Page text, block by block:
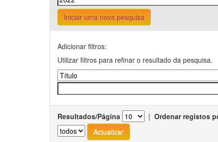
Iniciar uma nova pesquisa
Adicionar filtros:
Utilizar filtros para refinar o resultado da pesquisa.
Resultados/Página | Ordenar registos